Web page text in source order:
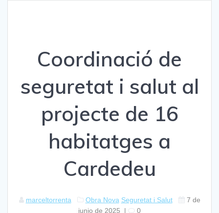
Coordinació de
seguretat i salut al
projecte de 16
habitatges a
Cardedeu
marceltorrenta Obra Nova Seguretat i Salut
7 de
junio de 2025 | 0